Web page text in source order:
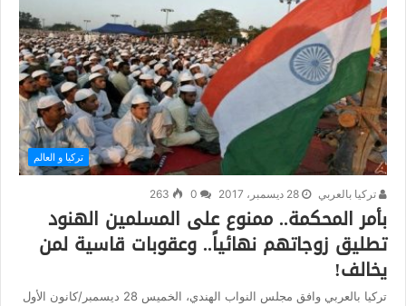
تركيا و العالم
تركيا بالعربي 28 ديسمبر، 2017 263
بأمر المحكمة.. ممنوع على المسلمين الهنود
تطليق زوجاتهم نهائياً.. وعقوبات قاسية لمن
يخالف!
تركيا بالعربي وافق مجلس النواب الهندي، الخميس 28 ديسمبر/كانون الأول